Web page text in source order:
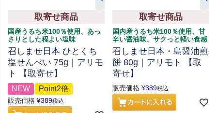
取寄せ商品
国産うるち米100％使用、あっ
さりとした程よい塩味
召しませ日本 ひとくち
塩せんべい 75g｜アリモ
ト 【取寄せ】
NEW Point2倍
販売価格 ¥389税込
取寄せ商品
国内産うるち米100％使用、甘
辛い醤油味、サクっと軽い食感
召しませ日本・島醤油煎
餅 80g｜アリモト 【取
寄せ】
販売価格 ¥389税込